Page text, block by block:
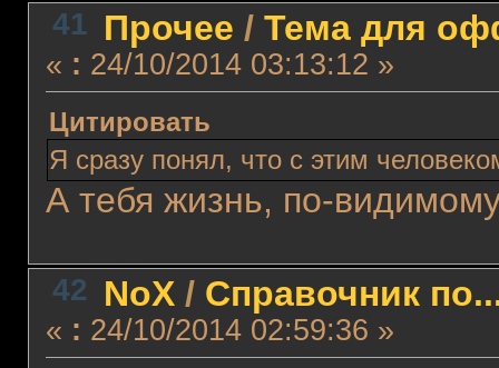
41 Прочее / Тема для
« : 24/10/2014 03:13:12 »
Цитировать
Я сразу понял, что с этим
А тебя жизнь, по-
42 NoX/ Справочник
« : 24/10/2014 02:59:36 »